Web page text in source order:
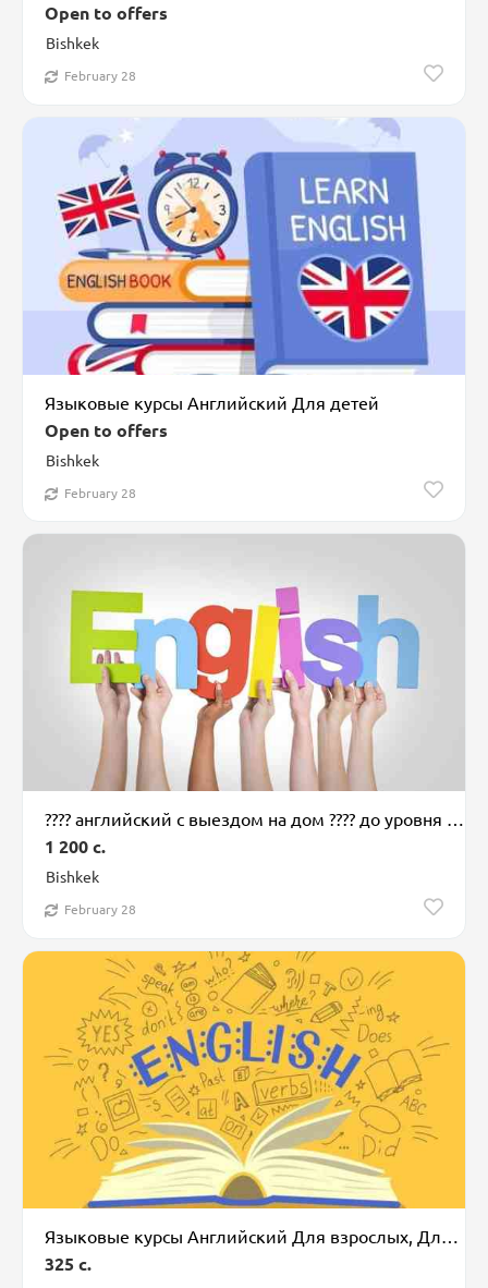
Bishkek
Open to offers
February 28
Языковые курсы Английский Для детей
Bishkek
Open to offers
February 28
???? английский с выездом на дом ???? до уровня upper-intermediate ????‍????
Bishkek
1 200 c.
February 28
325 c.